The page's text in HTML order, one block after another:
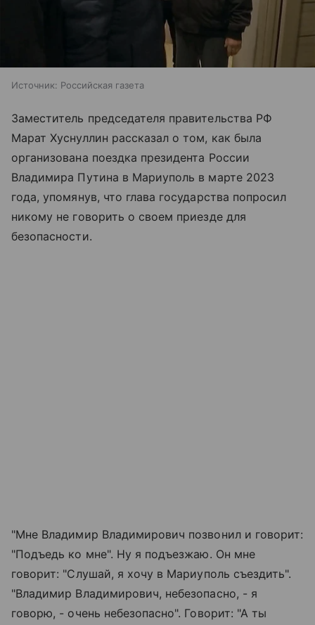
Источник: Российская газета
Заместитель председателя правительства РФ
Марат Хуснуллин рассказал о том, как была
организована поездка президента России
Владимира Путина в Мариуполь в марте 2023
года, упомянув, что глава государства попросил
никому не говорить о своем приезде для
безопасности.
"Мне Владимир Владимирович позвонил и говорит:
"Подъедь ко мне". Ну я подъезжаю. Он мне
говорит: "Слушай, я хочу в Мариуполь съездить".
"Владимир Владимирович, небезопасно, - я
говорю, - очень небезопасно". Говорит: "А ты